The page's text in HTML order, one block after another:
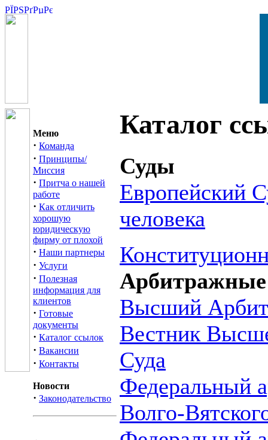
Меню
· Команда
· Принципы/
Миссия
· Притча о нашей
работе
· Как отличить
хорошую
юридическую
фирму от плохой
· Наши партнеры
· Услуги
· Полезная
информация для
клиентов
· Готовые
документы
· Каталог ссылок
· Вакансии
· Контакты
Новости
· Законодательство
Каталог
Суды
Европейский
человека
Высший
Вестник
Суда
Федеральный
Волго-